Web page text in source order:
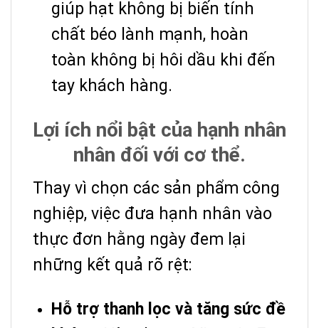
giúp hạt không bị biến tính
chất béo lành mạnh, hoàn
toàn không bị hôi dầu khi đến
tay khách hàng.
Lợi ích nổi bật của hạnh nhân
nhân đối với cơ thể.
Thay vì chọn các sản phẩm công
nghiệp, việc đưa hạnh nhân vào
thực đơn hằng ngày đem lại
những kết quả rõ rệt:
Hỗ trợ thanh lọc và tăng sức đề